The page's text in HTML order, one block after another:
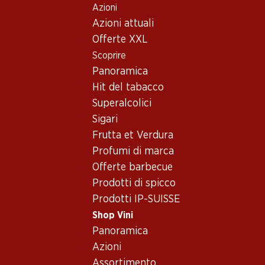
Azioni
Azioni attuali
Offerte XXL
Scoprire
Panoramica
Hit del tabacco
Superalcolici
Sigari
Frutta et Verdura
Profumi di marca
Offerte barbecue
Prodotti di spicco
Prodotti IP-SUISSE
Shop Vini
Panoramica
Azioni
Vino/champagne
Bordeaux
Echo de Lynch Bages Pauillac AOC 2ème vins du Château
Esclusiva online!
Fronte